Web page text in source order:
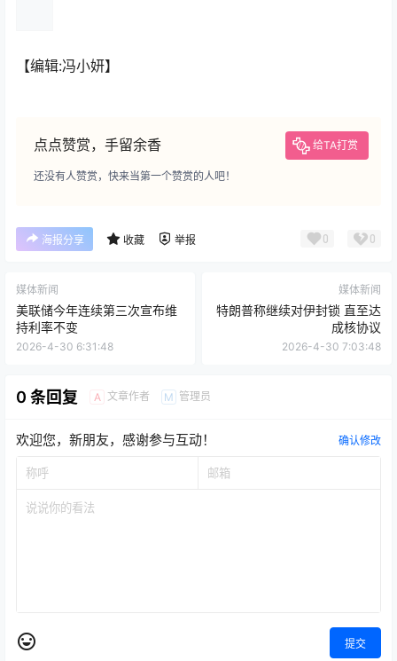
【编辑:冯小妍】
点点赞赏，手留余香 给TA打赏
还没有人赞赏，快来当第一个赞赏的人吧！
海报分享 收藏 举报 0 0
媒体新闻
美联储今年连续第三次宣布维
持利率不变
2026-4-30 6:31:48
媒体新闻
特朗普称继续对伊封锁 直至达
成核协议
2026-4-30 7:03:48
0 条回复 A 文章作者 M 管理员
欢迎您，新朋友，感谢参与互动！ 确认修改
提交